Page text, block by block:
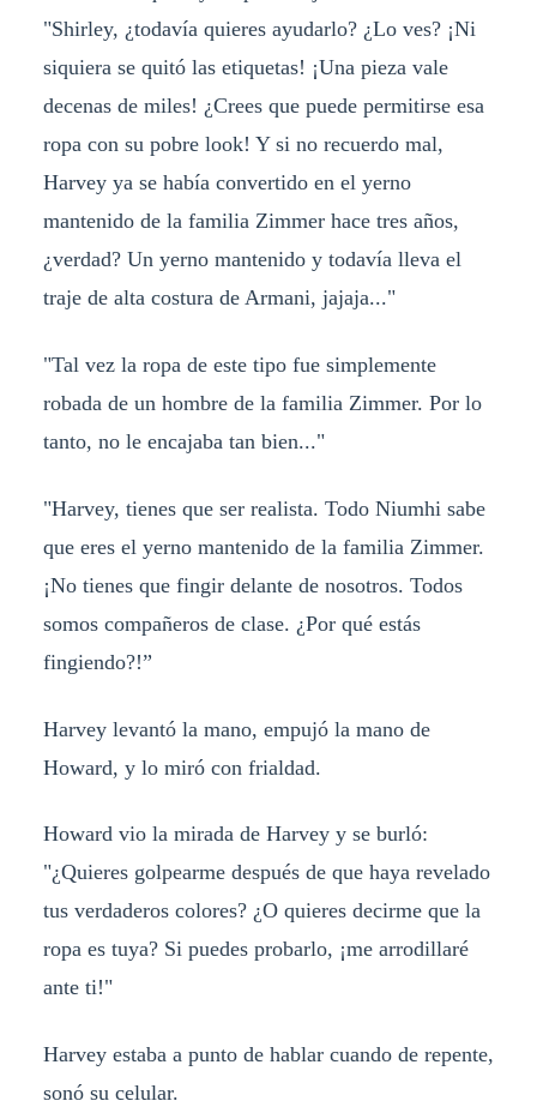
"Shirley, ¿todavía quieres ayudarlo? ¿Lo ves? ¡Ni
siquiera se quitó las etiquetas! ¡Una pieza vale
decenas de miles! ¿Crees que puede permitirse esa
ropa con su pobre look! Y si no recuerdo mal,
Harvey ya se había convertido en el yerno
mantenido de la familia Zimmer hace tres años,
¿verdad? Un yerno mantenido y todavía lleva el
traje de alta costura de Armani, jajaja..."
"Tal vez la ropa de este tipo fue simplemente
robada de un hombre de la familia Zimmer. Por lo
tanto, no le encajaba tan bien..."
"Harvey, tienes que ser realista. Todo Niumhi sabe
que eres el yerno mantenido de la familia Zimmer.
¡No tienes que fingir delante de nosotros. Todos
somos compañeros de clase. ¿Por qué estás
fingiendo?!”
Harvey levantó la mano, empujó la mano de
Howard, y lo miró con frialdad.
Howard vio la mirada de Harvey y se burló:
"¿Quieres golpearme después de que haya revelado
tus verdaderos colores? ¿O quieres decirme que la
ropa es tuya? Si puedes probarlo, ¡me arrodillaré
ante ti!"
Harvey estaba a punto de hablar cuando de repente,
sonó su celular.